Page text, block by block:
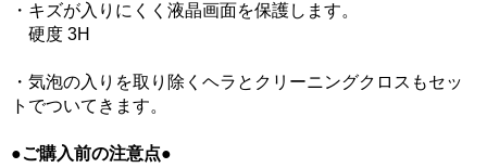
・キズが入りにくく液晶画面を保護します。
硬度 3H
・気泡の入りを取り除くヘラとクリーニングクロスもセッ
トでついてきます。
●ご購入前の注意点●